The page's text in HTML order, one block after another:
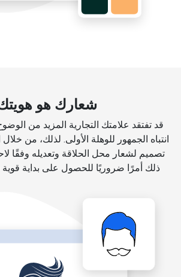
شعارك هو
قد تفتقد علامتك التجارية المزيد من
انتباه الجمهور للوهلة الأولى. لذلك، من
تصميم لشعار محل الحلاقة وتعديله وفقًا
ذلك أمرًا ضروريًا للحصول على بداية